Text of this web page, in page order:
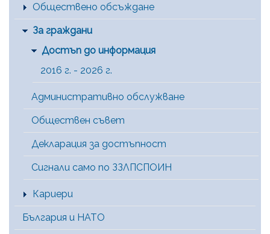
Обществено обсъждане
За граждани
Достъп до информация
2016 г. - 2026 г.
Административно обслужване
Обществен съвет
Декларация за достъпност
Сигнали само по ЗЗЛПСПОИН
Кариери
България и НАТО